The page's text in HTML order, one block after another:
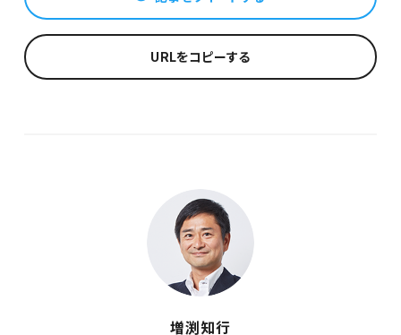
URLをコピーする
増渕知行